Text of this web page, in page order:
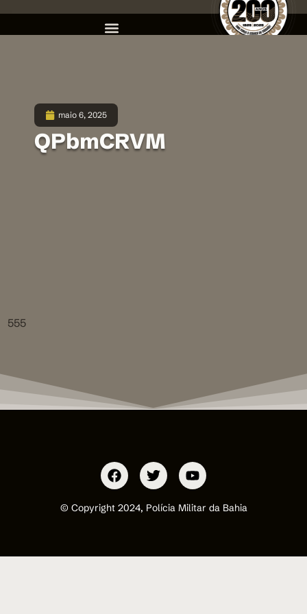
maio 6, 2025
QPbmCRVM
555
© Copyright 2024, Polícia Militar da Bahia